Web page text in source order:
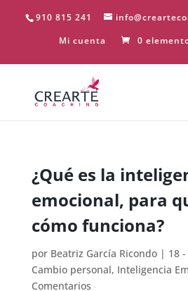
910 815 241
Mi cuenta
0
¿Qué es la
emocional, para
cómo funciona?
por Beatriz García Ricondo| 18
Cambio personal, Inteligencia
Comentarios